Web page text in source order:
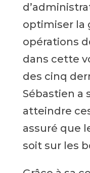
optimiser la
opérations
dans cette
des cinq
Sébastien a
atteindre
assuré que
soit sur les